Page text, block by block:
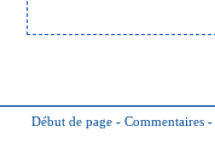
Début de page - Commentaires -